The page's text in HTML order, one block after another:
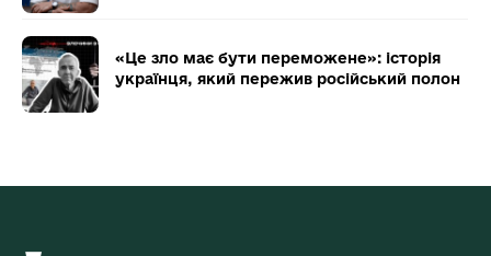
«Це зло має бути переможене»: історія
українця, який пережив російський полон